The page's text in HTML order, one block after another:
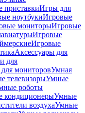
приставкиИгры для
ноутбукиИгровые
мониторыИгровые
Игровые
Игровые
Аксессуары для
для
мониторовУмная
телевизорыУмные
роботы
кондиционерыУмные
воздухаУмные